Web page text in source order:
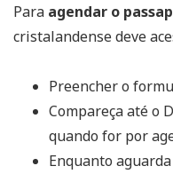
Para agendar o
cristalandense deve
Preencher o
Compareça até o
quando for por
Enquanto